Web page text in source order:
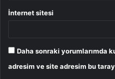
İnternet sitesi
Daha sonraki yorumlarımda
adresim ve site adresim bu